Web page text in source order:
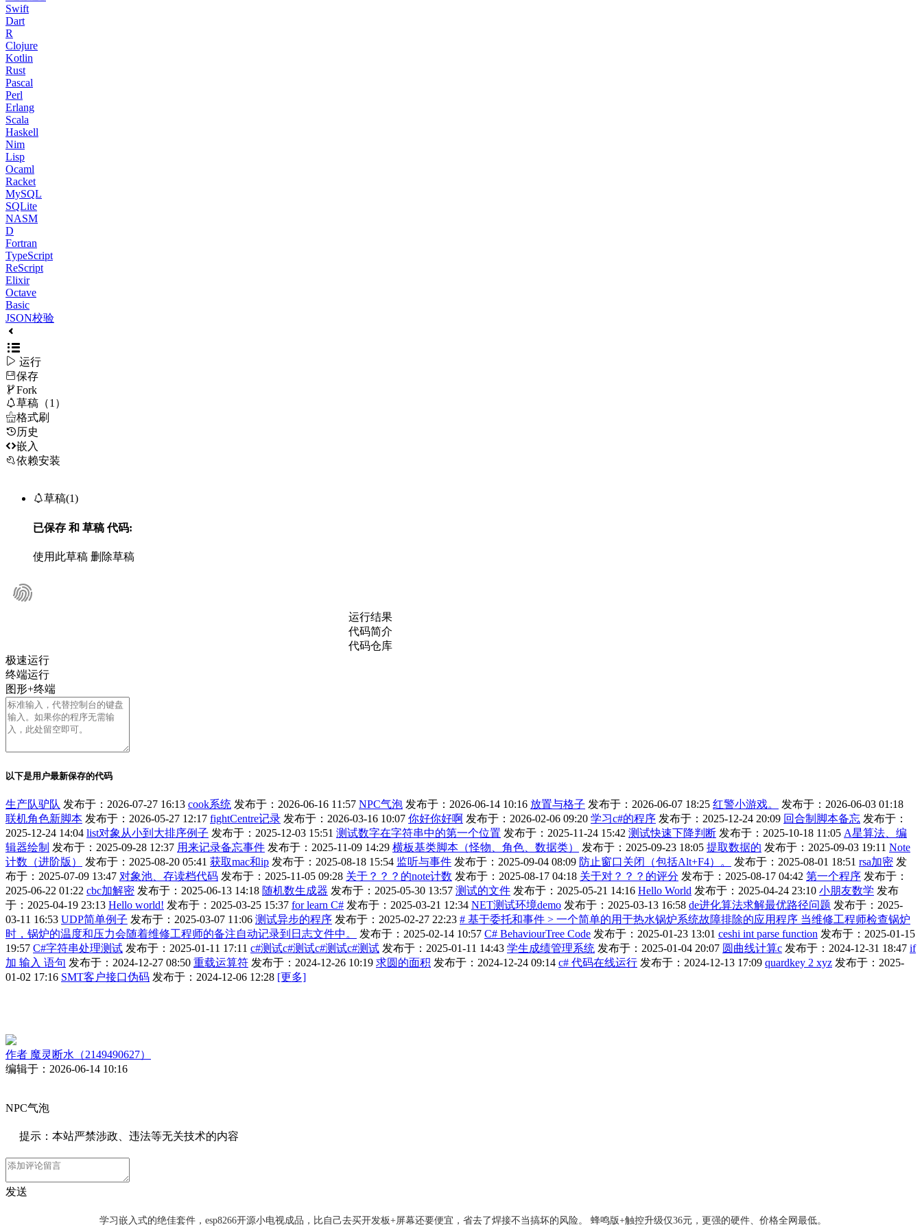
Swift
Dart
R
Clojure
Kotlin
Rust
Pascal
Perl
Erlang
Scala
Haskell
Nim
Lisp
Ocaml
Racket
MySQL
SQLite
NASM
D
Fortran
TypeScript
ReScript
Elixir
Octave
Basic
JSON校验
 运行
保存
Fork
草稿（1）
格式刷
历史
嵌入
依赖安装
草稿(1)
已保存 和 草稿代码:
使用此草稿 删除草稿
运行结果
代码简介
代码仓库
极速运行
终端运行
图形+终端
以下是用户最新保存的代码
生产队驴队 发布于：2026-07-27 16:13 cook系统 发布于：2026-06-16 11:57 NPC气泡 发布于：2026-06-14 10:16 放置与格子 发布于：2026-06-07 18:25 红警小游戏。
发布于：2026-06-03 01:18
联机角色新脚本 发布于：2026-05-27 12:17 fightCentre记录 发布于：2026-03-16 10:07 你好你好啊 发布于：2026-02-06 09:20 学习c#的程序 发布于：2025-12-24 20:09 回合制脚本备忘 发布于：
2025-12-24 14:04 list对象从小到大排序例子 发布于：2025-12-03 15:51 测试数字在字符串中的第一个位置 发布于：2025-11-24 15:42 测试快速下降判断 发布于：2025-10-18 11:05 A星算法、编
辑器绘制 发布于：2025-09-28 12:37 用来记录备忘事件 发布于：2025-11-09 14:29 横板基类脚本（怪物、角色、数据类） 发布于：2025-09-23 18:05 提取数据的 发布于：2025-09-03 19:11 Note
计数（进阶版）
发布于：2025-08-20 05:41 获取mac和ip 发布于：2025-08-18 15:54 监听与事件 发布于：2025-09-04 08:09 防止窗口关闭（包括Alt+F4）。 发布于：2025-08-01 18:51 rsa加密 发
布于：2025-07-09 13:47 对象池、存读档代码 发布于：2025-11-05 09:28 关于？？？的note计数 发布于：2025-08-17 04:18 关于对？？？的评分 发布于：2025-08-17 04:42 第一个程序 发布于：
2025-06-22 01:22 cbc加解密 发布于：2025-06-13 14:18 随机数生成器 发布于：2025-05-30 13:57 测试的文件 发布于：2025-05-21 14:16 Hello World 发布于：2025-04-24 23:10 小朋友数学 发布
于：2025-04-19 23:13 Hello world! 发布于：2025-03-25 15:37 for learn C# 发布于：2025-03-21 12:34 NET测试环境demo 发布于：2025-03-13 16:58 de进化算法求解最优路径问题 发布于：2025-
03-11 16:53 UDP简单例子 发布于：2025-03-07 11:06 测试异步的程序 发布于：2025-02-27 22:23 # 基于委托和事件 > 一个简单的用于热水锅炉系统故障排除的应用程序 当维修工程师检查锅炉
时，锅炉的温度和压力会随着维修工程师的备注自动记录到日志文件中。
发布于：2025-02-14 10:57 C# BehaviourTree Code 发布于：2025-01-23 13:01 ceshi int parse function 发布于：2025-01-15
19:57 C#字符串处理测试 发布于：2025-01-11 17:11 c#测试c#测试c#测试c#测试 发布于：2025-01-11 14:43 学生成绩管理系统 发布于：2025-01-04 20:07 圆曲线计算c 发布于：2024-12-31 18:47 if
加 输入 语句 发布于：2024-12-27 08:50 重载运算符 发布于：2024-12-26 10:19 求圆的面积 发布于：2024-12-24 09:14 c# 代码在线运行 发布于：2024-12-13 17:09 quardkey 2 xyz 发布于：2025-
01-02 17:16 SMT客户接口伪码 发布于：2024-12-06 12:28 [更多]
作者 魔灵断水（2149490627）
编辑于：2026-06-14 10:16
NPC气泡
提示：本站严禁涉政、违法等无关技术的内容
发送
学习嵌入式的绝佳套件，esp8266开源小电视成品，比自己去买开发板+屏幕还要便宜，省去了焊接不当搞坏的风险。 蜂鸣版+触控升级仅36元，更强的硬件、价格全网最低。